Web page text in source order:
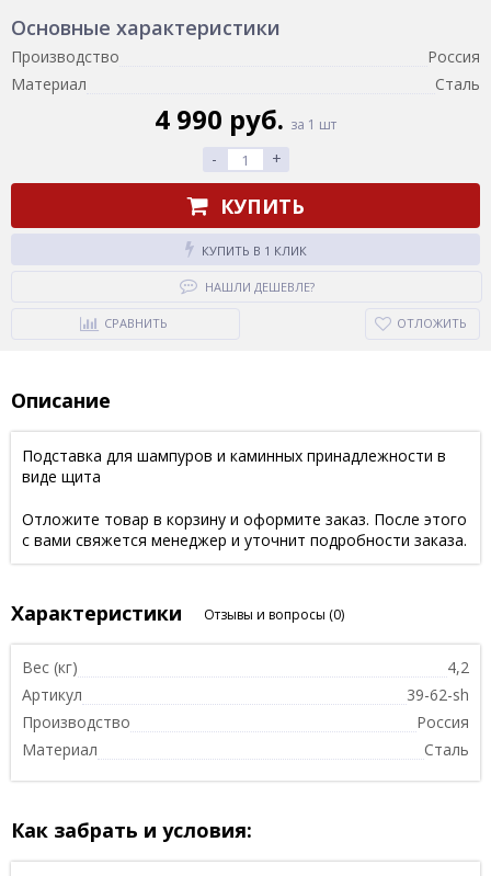
Основные характеристики
Производство
Россия
Материал
Сталь
4 990 руб. за 1 шт
- +
КУПИТЬ
КУПИТЬ В 1 КЛИК
НАШЛИ ДЕШЕВЛЕ?
СРАВНИТЬ ОТЛОЖИТЬ
Описание
Подставка для шампуров и каминных принадлежности в
виде щита
Отложите товар в корзину и оформите заказ. После этого
с вами свяжется менеджер и уточнит подробности заказа.
Характеристики Отзывы и вопросы (0)
Вес (кг)
4,2
Артикул
39-62-sh
Производство
Россия
Материал
Сталь
Как забрать и условия: